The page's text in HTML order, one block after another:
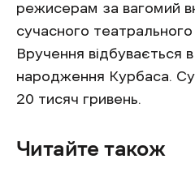
режисерам за вагомий
сучасного
Вручення відбувається
народження Курбаса.
20 тисяч гривень.
Читайте також